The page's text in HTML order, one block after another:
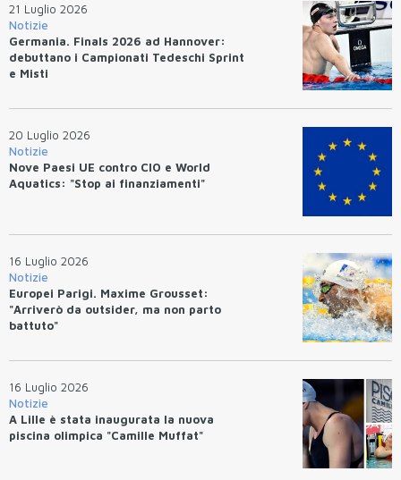
21 Luglio 2026
Notizie
Germania. Finals 2026 ad Hannover:
debuttano i Campionati Tedeschi Sprint
e Misti
20 Luglio 2026
Notizie
Nove Paesi UE contro CIO e World
Aquatics: "Stop ai finanziamenti"
16 Luglio 2026
Notizie
Europei Parigi. Maxime Grousset:
"Arriverò da outsider, ma non parto
battuto"
16 Luglio 2026
Notizie
A Lille è stata inaugurata la nuova
piscina olimpica "Camille Muffat"